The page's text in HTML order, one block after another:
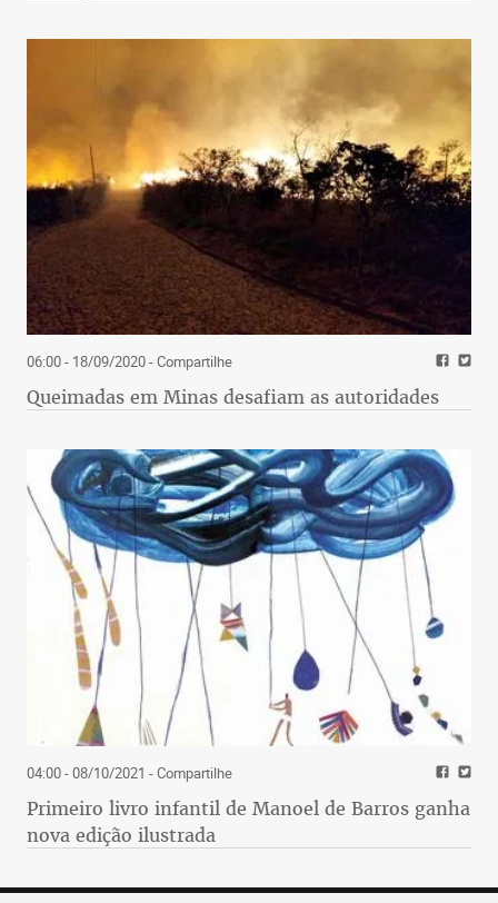
06:00 - 18/09/2020- Compartilhe
Queimadas em Minas desafiam as autoridades
04:00 - 08/10/2021 - Compartilhe
Primeiro livro infantil de Manoel de Barros ganha
nova edição ilustrada